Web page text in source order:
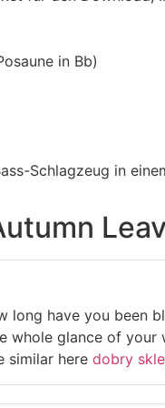
in Bb)
Schlagzeug in
long have you been
whole glance of your
similar here dobry